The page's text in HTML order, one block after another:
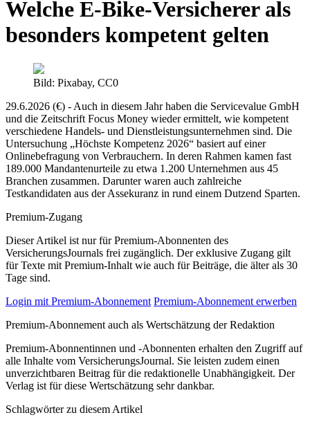
Welche E-Bike-Versicherer als
besonders kompetent gelten
Bild: Pixabay, CC0
29.6.2026 (€) - Auch in diesem Jahr haben die Servicevalue GmbH
und die Zeitschrift Focus Money wieder ermittelt, wie kompetent
verschiedene Handels- und Dienstleistungsunternehmen sind. Die
Untersuchung „Höchste Kompetenz 2026“ basiert auf einer
Onlinebefragung von Verbrauchern. In deren Rahmen kamen fast
189.000 Mandantenurteile zu etwa 1.200 Unternehmen aus 45
Branchen zusammen. Darunter waren auch zahlreiche
Testkandidaten aus der Assekuranz in rund einem Dutzend Sparten.
Premium-Zugang
Dieser Artikel ist nur für Premium-Abonnenten des
VersicherungsJournals frei zugänglich. Der exklusive Zugang gilt
für Texte mit Premium-Inhalt wie auch für Beiträge, die älter als 30
Tage sind.
Login mit Premium-Abonnement Premium-Abonnement erwerben
Premium-Abonnement auch als Wertschätzung der Redaktion
Premium-Abonnentinnen und -Abonnenten erhalten den Zugriff auf
alle Inhalte vom VersicherungsJournal. Sie leisten zudem einen
unverzichtbaren Beitrag für die redaktionelle Unabhängigkeit. Der
Verlag ist für diese Wertschätzung sehr dankbar.
Schlagwörter zu diesem Artikel